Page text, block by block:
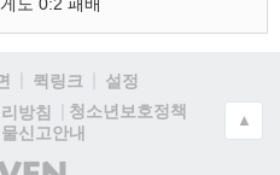
퀵링크
설정
방침
청소년보호정책
신고안내
(주)
▲